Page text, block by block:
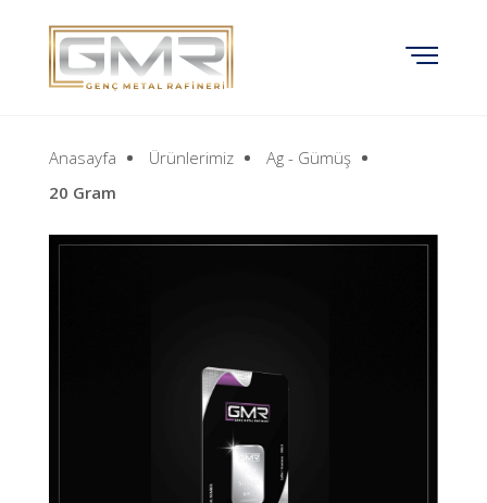
Anasayfa Ürünlerimiz
Ag - Gümüş
20 Gram